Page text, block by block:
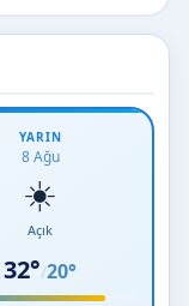
YARIN
8 Ağu
☀️
Açık
32°/20°